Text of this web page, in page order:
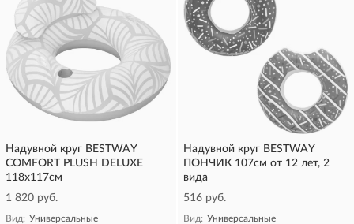
Надувной круг BESTWAY
COMFORT PLUSH DELUXE
118х117см
1 820 руб.
Вид: Универсальные
Надувной круг BESTWAY
ПОНЧИК 107см от 12 лет, 2
вида
516 руб.
Вид: Универсальные